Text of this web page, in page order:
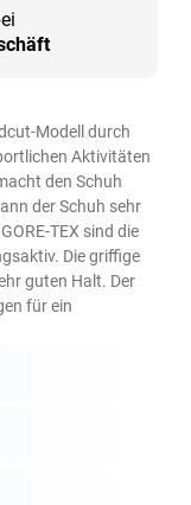
Modell durch
Aktivitäten
den Schuh
der Schuh sehr
TEX sind die
Die griffige
guten Halt. Der
für ein